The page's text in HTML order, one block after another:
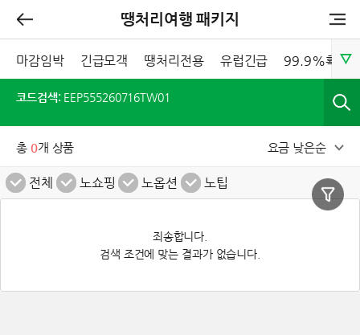
땡처리여행 패키지
마감임박 긴급모객 땡처리전용 유럽긴급 99.9%확정
코드검색: EEP555260716TW01
총 0개 상품 요금 낮은순
전체 노쇼핑 노옵션 노팁
죄송합니다.
검색 조건에 맞는 결과가 없습니다.